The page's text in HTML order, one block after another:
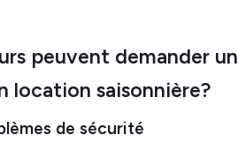
peuvent demander un
location saisonnière?
de sécurité